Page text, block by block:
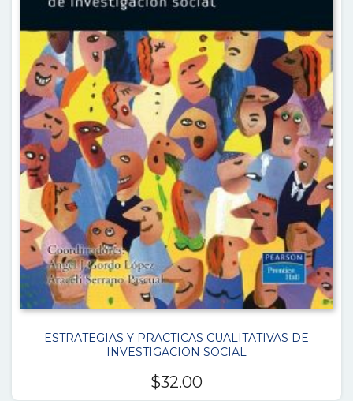
ESTRATEGIAS Y PRACTICAS CUALITATIVAS DE
INVESTIGACION SOCIAL
$32.00